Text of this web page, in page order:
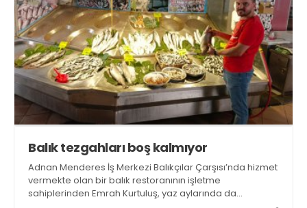
Balık tezgahları boş kalmıyor
Adnan Menderes İş Merkezi Balıkçılar Çarşısı’nda hizmet
vermekte olan bir balık restoranının işletme
sahiplerinden Emrah Kurtuluş, yaz aylarında da